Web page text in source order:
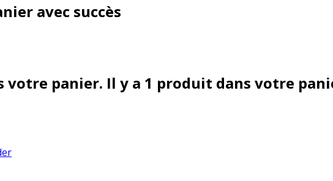
avec succès
votre panier. Il y a 1 produit dans votre